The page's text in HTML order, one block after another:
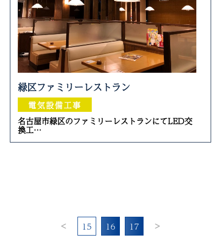
緑区ファミリーレストラン
電気設備工事
名古屋市緑区のファミリーレストランにてLED交
換工…
15 16 17